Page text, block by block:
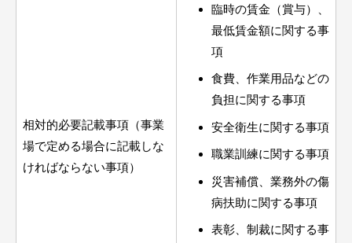
相対的必要記載事項（事業
場で定める場合に記載しな
ければならない事項）
臨時の賃金（賞与）、
最低賃金額に関する事
項
食費、作業用品などの
負担に関する事項
安全衛生に関する事項
職業訓練に関する事項
災害補償、業務外の傷
病扶助に関する事項
表彰、制裁に関する事